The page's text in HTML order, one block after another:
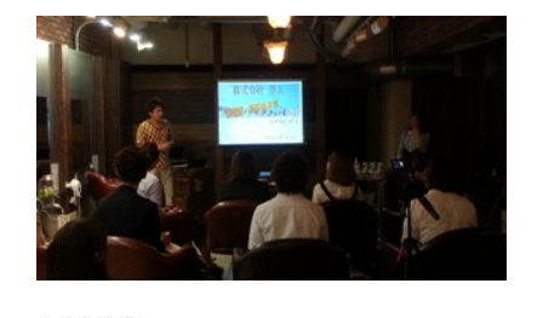
夢人グループとは
STAFF VOICE
QUESTION
会社概要